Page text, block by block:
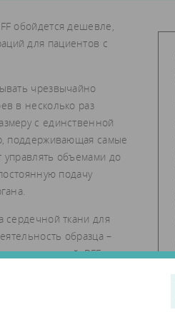
обойдется дешевле,
для пациентов с
чрезвычайно
в несколько раз
с единственной
поддерживающая самые
управлять объемами до
подачу
сердечной ткани для
образца –
живых тканей, BFF